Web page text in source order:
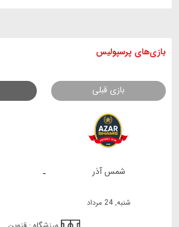
بازی های پرسپولیس
بازی قبلی
- شمس آذر
شنبه, 24 مرداد